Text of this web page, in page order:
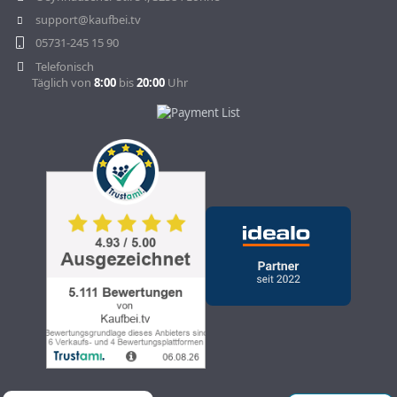
support@kaufbei.tv
05731-245 15 90
Telefonisch
Täglich von 8:00 bis20:00 Uhr